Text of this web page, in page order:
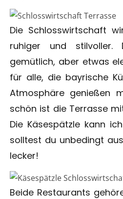
Die Schlosswirtschaft
ruhiger und stilvoller.
gemütlich, aber etwas
für alle, die bayrische
Atmosphäre genießen
schön ist die Terrasse
Die Käsespätzle kann
solltest du unbedingt
lecker!
Beide Restaurants